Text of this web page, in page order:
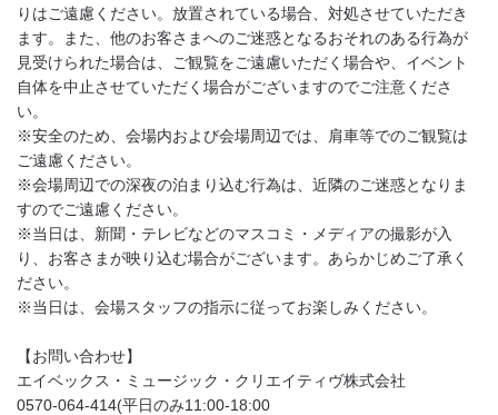
りはご遠慮ください。放置されている場合、対処させていただき
ます。また、他のお客さまへのご迷惑となるおそれのある行為が
見受けられた場合は、ご観覧をご遠慮いただく場合や、イベント
自体を中止させていただく場合がございますのでご注意くださ
い。
※安全のため、会場内および会場周辺では、肩車等でのご観覧は
ご遠慮ください。
※会場周辺での深夜の泊まり込む行為は、近隣のご迷惑となりま
すのでご遠慮ください。
※当日は、新聞・テレビなどのマスコミ・メディアの撮影が入
り、お客さまが映り込む場合がございます。あらかじめご了承く
ださい。
※当日は、会場スタッフの指示に従ってお楽しみください。
【お問い合わせ】
エイベックス・ミュージック・クリエイティヴ株式会社
0570-064-414(平日のみ11:00-18:00